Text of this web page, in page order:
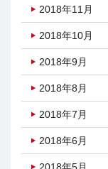
2018年11月
2018年10月
2018年9月
2018年8月
2018年7月
2018年6月